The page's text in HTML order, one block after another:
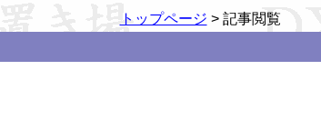
トップページ > 記事閲覧